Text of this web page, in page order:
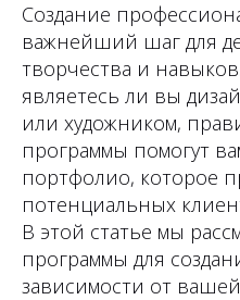
Создание
важнейший шаг для
творчества и
являетесь ли вы
или художником,
программы помогут
портфолио, которое
потенциальных
В этой статье мы
программы для
зависимости от